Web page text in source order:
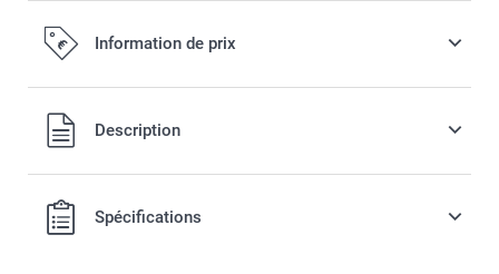
Information de prix
Tous les prix sont en EURO (€), TVA incluse et hors frais de
port.
Description
Spécifications